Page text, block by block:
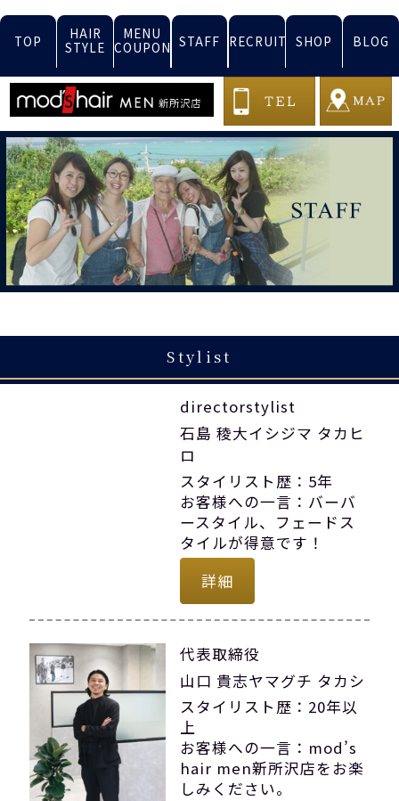
TOP
HAIR
STYLE
MENU
COUPON STAFF RECRUIT SHOP BLOG
Stylist
directorstylist
石島 稜大イシジマ タカヒ
ロ
スタイリスト歴：5年
お客様への一言：バーバ
ースタイル、フェードス
タイルが得意です！
詳細
代表取締役
山口 貴志ヤマグチ タカシ
スタイリスト歴：20年以
上
お客様への一言：mod’s
hair men新所沢店をお楽
しみください。